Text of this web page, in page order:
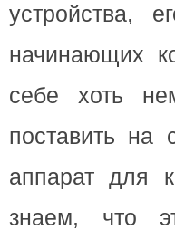
устройства,
начинающих
себе хоть
поставить на
аппарат для
знаем, что